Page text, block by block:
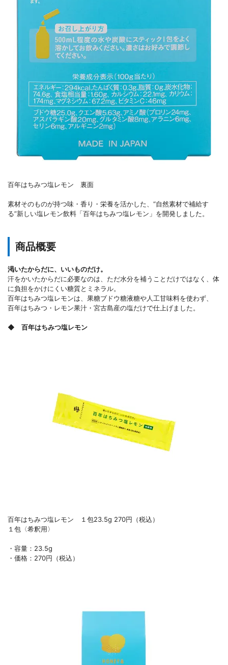
百年はちみつ塩レモン 裏面
素材そのものが持つ味・香り・栄養を活かした、“自然素材で補給す
る”新しい塩レモン飲料「百年はちみつ塩レモン」を開発しました。
商品概要
渇いたからだに、いいものだけ。
汗をかいたからだに必要なのは、ただ水分を補うことだけではなく、体
に負担をかけにくい糖質とミネラル。
百年はちみつ塩レモンは、果糖ブドウ糖液糖や人工甘味料を使わず、
百年はちみつ・レモン果汁・宮古島産の塩だけで仕上げました。
◆ 百年はちみつ塩レモン
百年はちみつ塩レモン １包23.5g 270円（税込）
１包〈希釈用〉
・容量：23.5g
・価格：270円（税込）